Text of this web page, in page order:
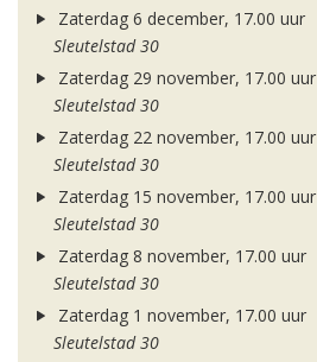
Zaterdag 6 december, 17.00 uur
Sleutelstad 30
Zaterdag 29 november, 17.00 uur
Sleutelstad 30
Zaterdag 22 november, 17.00 uur
Sleutelstad 30
Zaterdag 15 november, 17.00 uur
Sleutelstad 30
Zaterdag 8 november, 17.00 uur
Sleutelstad 30
Zaterdag 1 november, 17.00 uur
Sleutelstad 30